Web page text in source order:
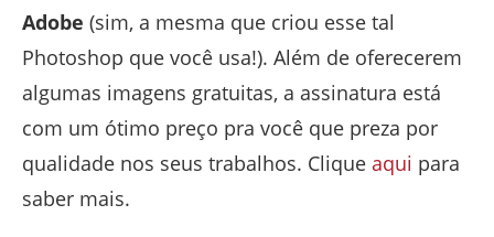
Adobe (sim, a mesma que criou esse tal
Photoshop que você usa!). Além de oferecerem
algumas imagens gratuitas, a assinatura está
com um ótimo preço pra você que preza por
qualidade nos seus trabalhos. Clique aqui para
saber mais.